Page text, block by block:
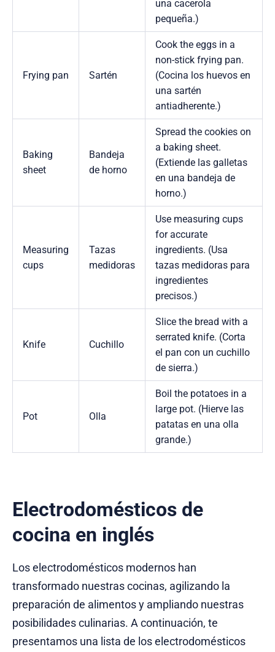
una cacerola
pequeña.)
Frying pan Sartén
Cook the eggs in a
non-stick frying pan.
(Cocina los huevos en
una sartén
antiadherente.)
Baking
sheet
Bandeja
de horno
Spread the cookies on
a baking sheet.
(Extiende las galletas
en una bandeja de
horno.)
Measuring
cups
Tazas
medidoras
Use measuring cups
for accurate
ingredients. (Usa
tazas medidoras para
ingredientes
precisos.)
Knife Cuchillo
Slice the bread with a
serrated knife. (Corta
el pan con un cuchillo
de sierra.)
Pot Olla
Boil the potatoes in a
large pot. (Hierve las
patatas en una olla
grande.)
Electrodomésticos de
cocina en inglés
Los electrodomésticos modernos han
transformado nuestras cocinas, agilizando la
preparación de alimentos y ampliando nuestras
posibilidades culinarias. A continuación, te
presentamos una lista de los electrodomésticos